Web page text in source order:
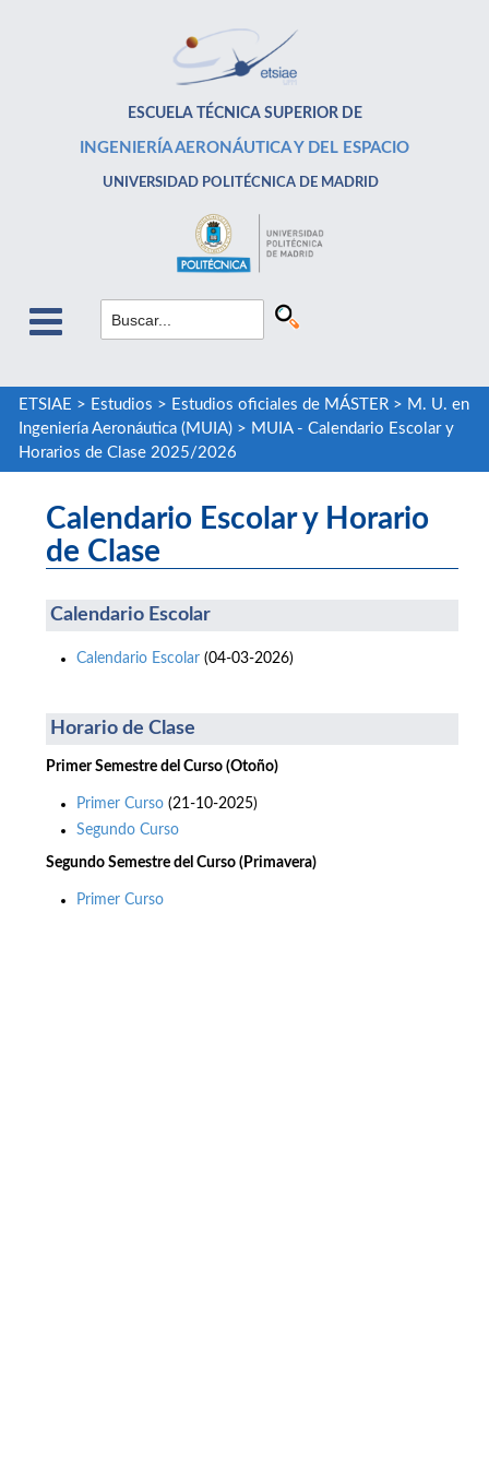
ESCUELA TÉCNICA SUPERIOR DE
INGENIERÍA AERONÁUTICA Y DEL ESPACIO
UNIVERSIDAD POLITÉCNICA DE MADRID
ETSIAE > Estudios > Estudios oficiales de MÁSTER> M. U. en
Ingeniería Aeronáutica (MUIA)> MUIA - Calendario Escolar y
Horarios de Clase 2025/2026
Calendario Escolar y Horario
de Clase
Calendario Escolar
Calendario Escolar (04-03-2026)
Horario de Clase
Primer Semestre del Curso (Otoño)
Primer Curso (21-10-2025)
Segundo Curso
Segundo Semestre del Curso (Primavera)
Primer Curso